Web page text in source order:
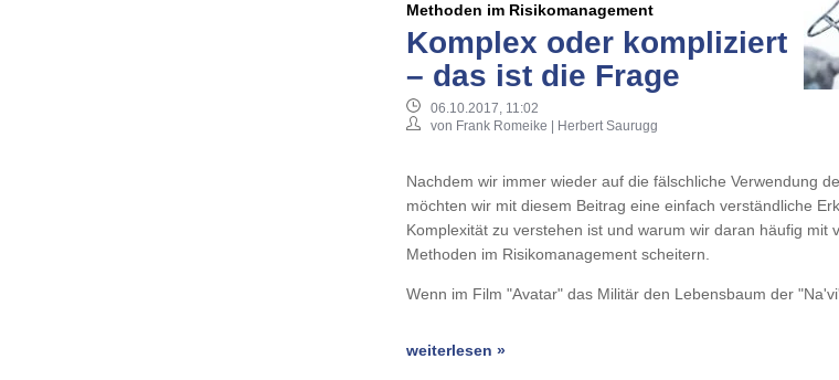
Methoden im Risikomanagement
Komplex oder kompliziert
– das ist die Frage
06.10.2017, 11:02
von Frank Romeike | Herbert Saurugg
Nachdem wir immer wieder auf die fälschliche Verwendung
möchten wir mit diesem Beitrag eine einfach verständliche
Komplexität zu verstehen ist und warum wir daran häufig mit
Methoden im Risikomanagement scheitern.
Wenn im Film "Avatar" das Militär den Lebensbaum der
weiterlesen »